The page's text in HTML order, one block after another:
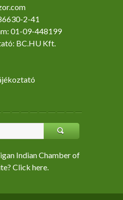
2-41
01-09-448199
BC.HU Kft.
Indian Chamber of
Click here.